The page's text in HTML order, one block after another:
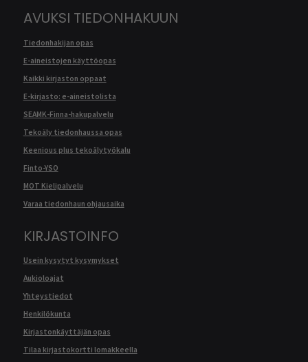
AVUKSI TIEDONHAKUUN
Tiedonhakijan opas
E-aineistojen käyttöopas
Kaikki kirjaston oppaat
E-kirjasto: e-aineistolista
SEAMK-Finna-hakupalvelu
Tekoäly tiedonhaussa opas
Keenious plus tekoälytyökalu
Finto-YSO
MOT Kielipalvelu
Varaa tiedonhaun ohjausaika
KIRJASTOINFO
Usein kysytyt kysymykset
Aukioloajat
Yhteystiedot
Henkilökunta
Kirjastonkäyttäjän opas
Tilaa kirjastokortti lomakkeella